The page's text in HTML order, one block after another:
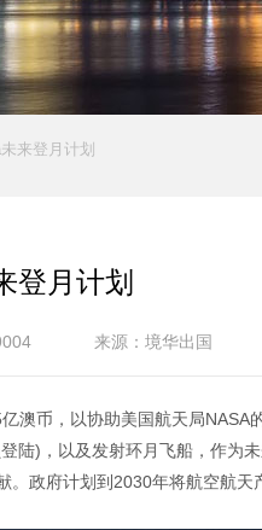
来登月计划
登月计划
来源：境华出国
澳币，以协助美国航天局
陆)，以及发射环月飞船，作为
。政府计划到2030年将航空航